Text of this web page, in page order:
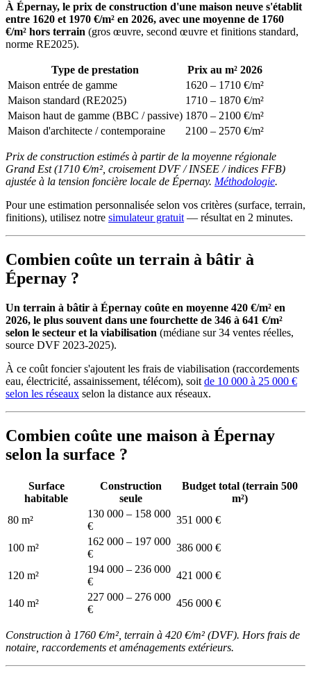
À Épernay, le prix de construction d'une maison neuve s'établit
entre 1620 et 1970 €/m² en 2026, avec une moyenne de 1760
€/m² hors terrain (gros œuvre, second œuvre et finitions standard,
norme RE2025).
Type de prestation
Prix au m² 2026
Maison entrée de gamme
1620 – 1710 €/m²
Maison standard (RE2025)
1710 – 1870 €/m²
Maison haut de gamme (BBC / passive) 1870 – 2100 €/m²
Maison d'architecte / contemporaine
2100 – 2570 €/m²
Prix de construction estimés à partir de la moyenne régionale
Grand Est (1710 €/m², croisement DVF / INSEE / indices FFB)
ajustée à la tension foncière locale de Épernay. Méthodologie.
Pour une estimation personnalisée selon vos critères (surface, terrain,
finitions), utilisez notre simulateur gratuit— résultat en 2 minutes.
Combien coûte un terrain à bâtir à
Épernay ?
Un terrain à bâtir à Épernay coûte en moyenne 420 €/m² en
2026, le plus souvent dans une fourchette de 346 à 641 €/m²
selon le secteur et la viabilisation (médiane sur 34 ventes réelles,
source DVF 2023-2025).
À ce coût foncier s'ajoutent les frais de viabilisation (raccordements
eau, électricité, assainissement, télécom), soit de 10 000 à 25 000 €
selon les réseaux selon la distance aux réseaux.
Combien coûte une maison à Épernay
selon la surface ?
Surface
habitable
Construction
seule
Budget total (terrain 500
m²)
80 m²
130 000 – 158 000
€
351 000 €
100 m²
162 000 – 197 000
€
386 000 €
120 m²
194 000 – 236 000
€
421 000 €
140 m²
227 000 – 276 000
€
456 000 €
Construction à 1760 €/m², terrain à 420 €/m² (DVF). Hors frais de
notaire, raccordements et aménagements extérieurs.